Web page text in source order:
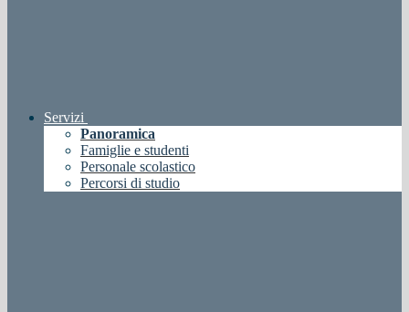
Servizi
Panoramica
Famiglie e studenti
Personale scolastico
Percorsi di studio